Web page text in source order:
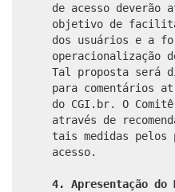
de acesso deverão
objetivo de
dos usuários e a
operacionalização
Tal proposta será
para comentários
do CGI.br. O
através de
tais medidas pelos
acesso.
4. Apresentação do